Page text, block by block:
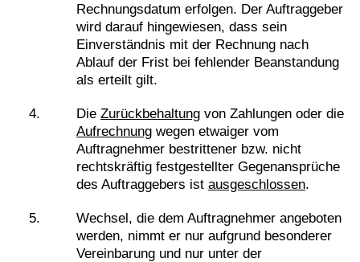
Rechnungsdatum erfolgen. Der Auftraggeber
wird darauf hingewiesen, dass sein
Einverständnis mit der Rechnung nach
Ablauf der Frist bei fehlender Beanstandung
als erteilt gilt.
Die Zurückbehaltung von Zahlungen oder die
Aufrechnung wegen etwaiger vom
Auftragnehmer bestrittener bzw. nicht
rechtskräftig festgestellter Gegenansprüche
des Auftraggebers ist ausgeschlossen.
Wechsel, die dem Auftragnehmer angeboten
werden, nimmt er nur aufgrund besonderer
Vereinbarung und nur unter der